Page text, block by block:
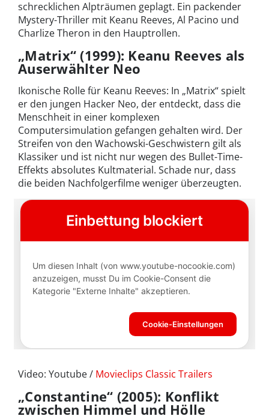
schrecklichen Alpträumen geplagt. Ein packender
Mystery-Thriller mit Keanu Reeves, Al Pacino und
Charlize Theron in den Hauptrollen.
„Matrix“ (1999): Keanu Reeves als
Auserwählter Neo
Ikonische Rolle für Keanu Reeves: In „Matrix“ spielt
er den jungen Hacker Neo, der entdeckt, dass die
Menschheit in einer komplexen
Computersimulation gefangen gehalten wird. Der
Streifen von den Wachowski-Geschwistern gilt als
Klassiker und ist nicht nur wegen des Bullet-Time-
Effekts absolutes Kultmaterial. Schade nur, dass
die beiden Nachfolgerfilme weniger überzeugten.
Video: Youtube / Movieclips Classic Trailers
„Constantine“ (2005): Konflikt
zwischen Himmel und Hölle